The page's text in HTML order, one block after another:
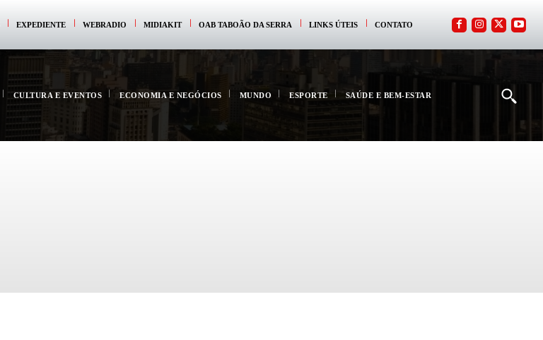
EXPEDIENTE WEBRADIO MIDIAKIT OAB TABOÃO DA SERRA LINKS ÚTEIS CONTATO
CULTURA E EVENTOS ECONOMIA E NEGÓCIOS MUNDO ESPORTE SAÚDE E BEM-ESTAR